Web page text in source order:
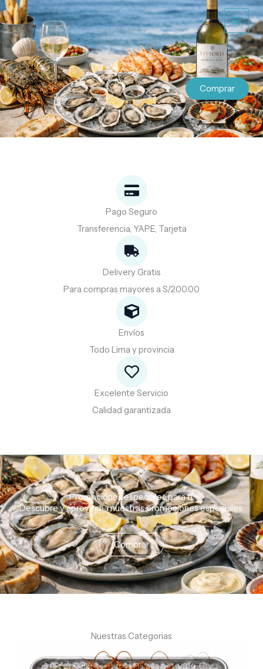
al
contenido
Comprar
Pago Seguro
Transferencia, YAPE, Tarjeta
Delivery Gratis
Para compras mayores a S/200.00
Envíos
Todo Lima y provincia
Excelente Servicio
Calidad garantizada
Promociones especiales para ti.
Descubreyaprovechanuestraspromocionesespeciales.
Comprar
Nuestras Categorias